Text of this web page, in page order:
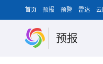
首页 预报 预警 雷达 云
预报